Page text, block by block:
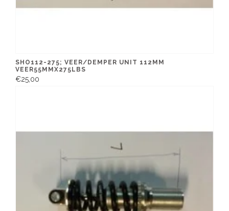
SHO112-275; VEER/DEMPER UNIT 112MM
VEER55MMX275LBS
€25,00